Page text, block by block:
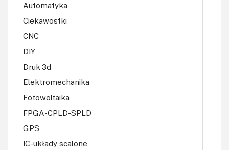
Automatyka
Ciekawostki
CNC
DIY
Druk 3d
Elektromechanika
Fotowoltaika
FPGA-CPLD-SPLD
GPS
IC-układy scalone